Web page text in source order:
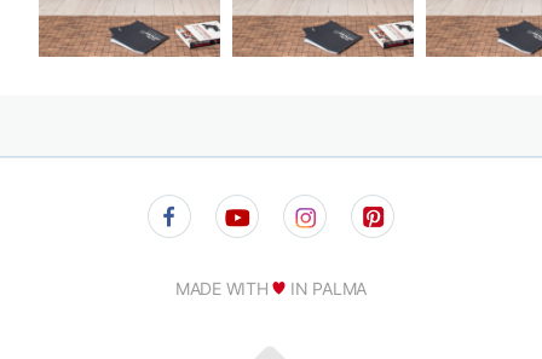
MADE WITH IN PALMA